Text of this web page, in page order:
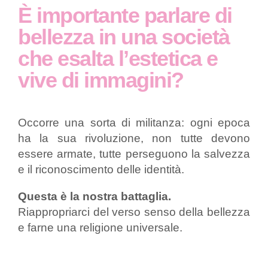
È importante parlare di
bellezza in una società
che esalta l’estetica e
vive di immagini?
Occorre una sorta di militanza: ogni epoca
ha la sua rivoluzione, non tutte devono
essere armate, tutte perseguono la salvezza
e il riconoscimento delle identità.
Questa è la nostra battaglia.
Riappropriarci del verso senso della bellezza
e farne una religione universale.